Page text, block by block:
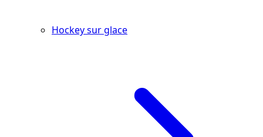
Hockey sur glace